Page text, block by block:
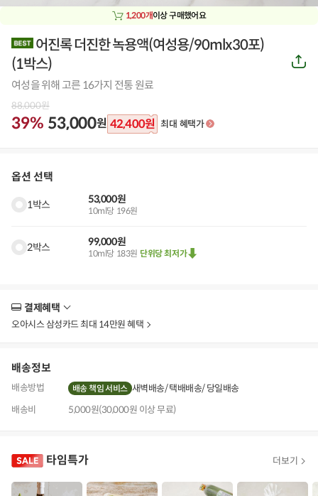
1,200개이상 구매했어요
어진록 더진한 녹용액(여성용/90mlx30포)
(1박스)
여성을 위해 고른 16가지 전통 원료
88,000원
39% 53,000원 42,400원 최대 혜택가
공
유
옵션 선택
1박스 53,000원
10ml당 196원
2박스 99,000원
10ml당 183원 단위당 최저가
결제혜택
보
오아시스 삼성카드 최대 14만원 혜택
배송정보
배송방법 배송 책임 서비스 새벽배송 택배배송 당일배송
배송비
5,000원(30,000원 이상 무료)
타임특가 더보기